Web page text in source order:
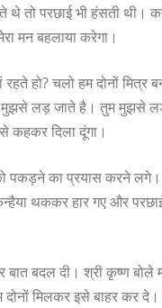
थे तो परछाई भी हंसती
मन बहलाया करेगा।
हो? चलो हम दोनों
लड़ जाते है। तुम मुझसे
से कहकर दिला दूंगा।
पकड़ने का प्रयास करने
थककर हार गए और परछाई
बात बदल दी। श्री कृष्ण
मिलकर इसे बाहर कर